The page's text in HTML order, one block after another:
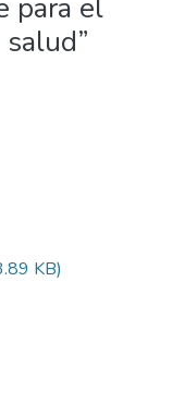
para el
KB)